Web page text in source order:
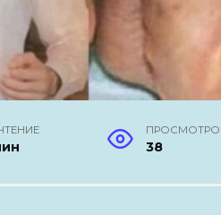
38